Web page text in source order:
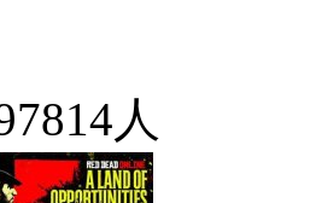
人